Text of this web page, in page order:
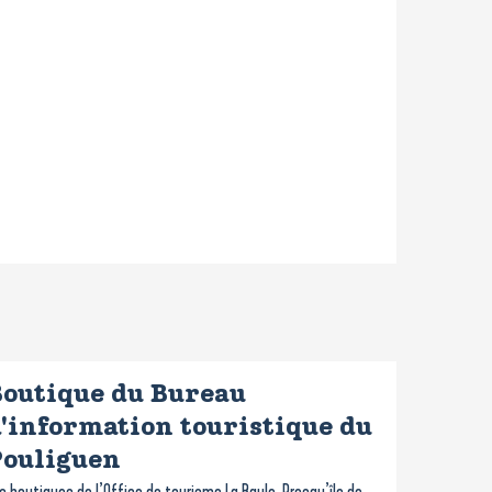
du Bureau
touristique du